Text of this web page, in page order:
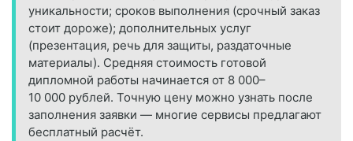
уникальности; сроков выполнения (срочный заказ
стоит дороже); дополнительных услуг
(презентация, речь для защиты, раздаточные
материалы). Средняя стоимость готовой
дипломной работы начинается от 8 000–
10 000 рублей. Точную цену можно узнать после
заполнения заявки — многие сервисы предлагают
бесплатный расчёт.